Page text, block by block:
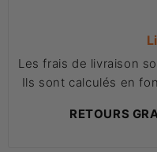
Les frais de livraison
Ils sont calculés en
RETOURS